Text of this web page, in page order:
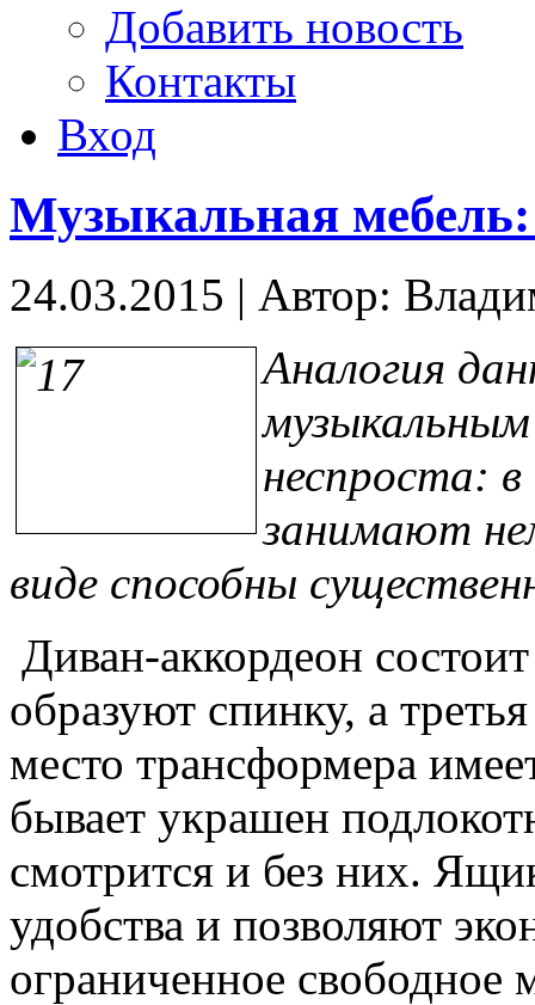
Добавить новость
Контакты
Вход
Музыкальная
24.03.2015 | Автор:
Аналогия
неспроста:
занимают
виде способны
Диван-аккордеон
образуют спинку, а
место трансформера
бывает украшен
смотрится и без них.
удобства и позволяют
ограниченное свободное